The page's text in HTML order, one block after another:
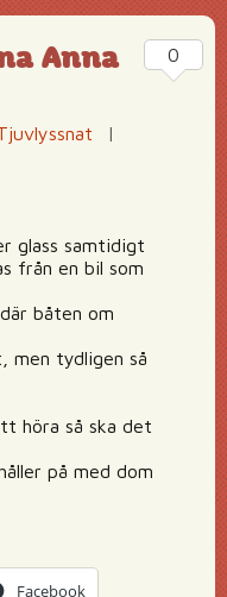
Anna
|
glass samtidigt
från en bil som
båten om
men tydligen så
höra så ska det
på med dom
Facebook
0